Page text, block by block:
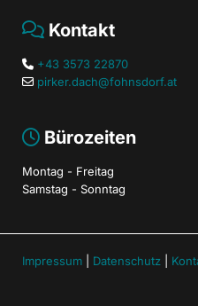
 Kontakt
 +43 3573 22870
 pirker.dach@fohnsdorf.at
 Bürozeiten
Montag - Freitag
Samstag - Sonntag
Impressum Datenschutz